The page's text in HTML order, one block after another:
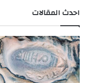
احدث المقالات